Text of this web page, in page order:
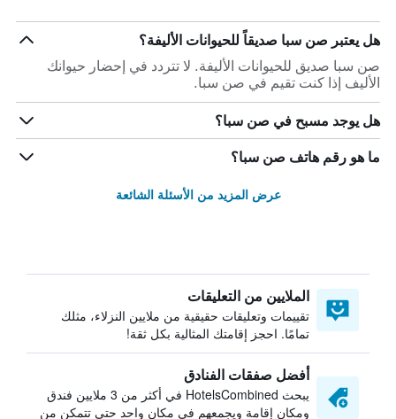
هل يعتبر صن سبا صديقاً للحيوانات الأليفة؟
صن سبا صديق للحيوانات الأليفة. لا تتردد في إحضار حيوانك
الأليف إذا كنت تقيم في صن سبا.
هل يوجد مسبح في صن سبا؟
ما هو رقم هاتف صن سبا؟
عرض المزيد من الأسئلة الشائعة
الملايين من التعليقات
تقييمات وتعليقات حقيقية من ملايين النزلاء، مثلك
تمامًا. احجز إقامتك المثالية بكل ثقة!
أفضل صفقات الفنادق
يبحث HotelsCombined في أكثر من 3 ملايين فندق
ومكان إقامة ويجمعهم في مكان واحد حتى تتمكن من